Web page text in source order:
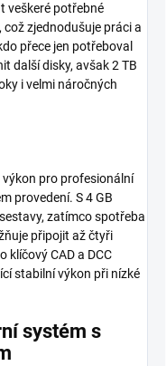
veškeré potřebné
zjednodušuje práci a
přece jen potřeboval
další disky, avšak 2 TB
i velmi náročných
výkon pro profesionální
provedení. S 4 GB
zatímco spotřeba
připojit až čtyři
klíčový CAD a DCC
stabilní výkon při nízké
systém s